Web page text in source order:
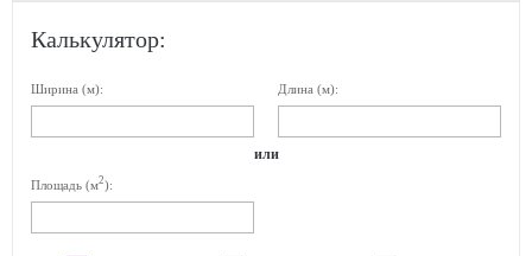
Калькулятор:
Ширина (м): Длина (м):
или
Площадь (м2):